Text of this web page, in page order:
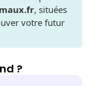
, situées
votre futur
?